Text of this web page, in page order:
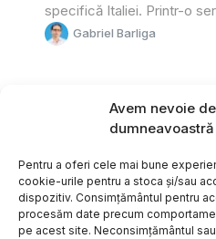
Avem nevoie
dumneavoastră
Pentru a oferi cele mai bune
cookie-urile pentru a stoca și/sau
dispozitiv. Consimțământul pentru
procesăm date precum
pe acest site. Neconsimțământul
specifică Italiei. Printr-o
Gabriel Barliga